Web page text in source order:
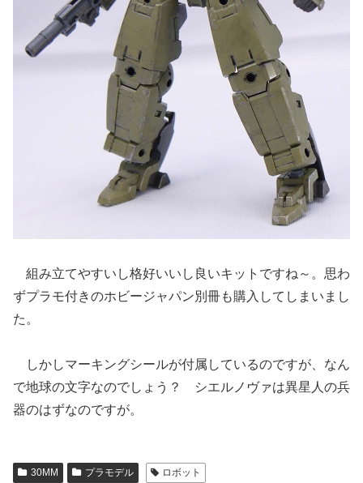
組み立てやすいし格好いいし良いキットですね～。思わ
ずプラモ付きのホビージャパン別冊も購入してしまいまし
た。
しかしマーキングシールが付属しているのですが、なん
で地球の文字なのでしょう？ シエルノヴァは異星人の兵
器のはずなのですが。
30MM プラモデル ロボット